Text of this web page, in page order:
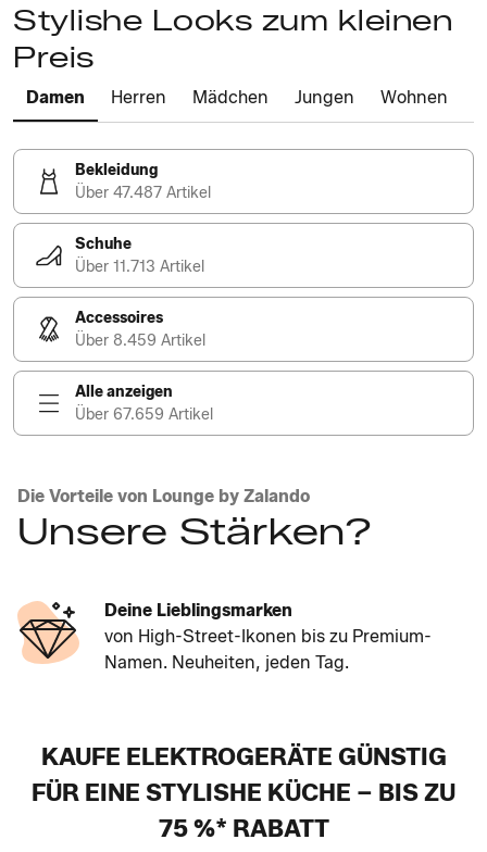
Stylishe Looks zum kleinen
Preis
Damen Herren Mädchen Jungen Wohnen
Bekleidung
Über 47.487 Artikel
Schuhe
Über 11.713 Artikel
Accessoires
Über 8.459 Artikel
Alle anzeigen
Über 67.659 Artikel
Die Vorteile von Lounge by Zalando
Unsere Stärken?
Deine Lieblingsmarken
von High-Street-Ikonen bis zu Premium-
Namen. Neuheiten, jeden Tag.
KAUFE ELEKTROGERÄTE GÜNSTIG
FÜR EINE STYLISHE KÜCHE – BIS ZU
75 %* RABATT